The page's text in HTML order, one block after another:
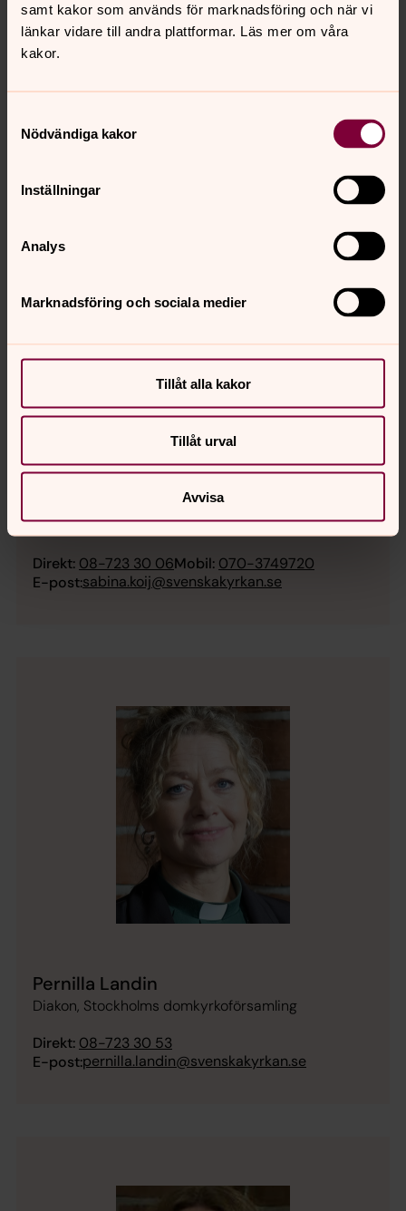
samt kakor som används för marknadsföring och när vi
länkar vidare till andra plattformar. Läs mer om våra
kakor.
Nödvändiga kakor
Inställningar
Analys
Marknadsföring och sociala medier
Tillåt alla kakor
Tillåt urval
Avvisa
Lucas Klingmo
Kyrkovakmästare, Stockholms domkyrkoförsamling
Domkyrkokaplan, Stockholms domkyrkoförsamling
Direkt: 08-723 30 06Mobil: 070-3749720
E-post:sabina.koij@svenskakyrkan.se
Pernilla Landin
Diakon, Stockholms domkyrkoförsamling
Direkt: 08-723 30 53
E-post:pernilla.landin@svenskakyrkan.se